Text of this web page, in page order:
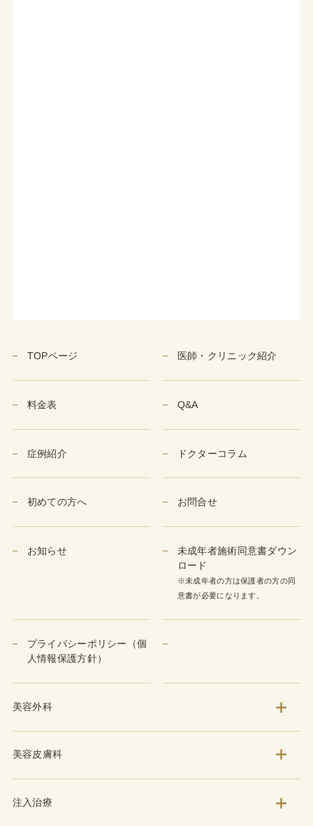
TOPページ 医師・クリニック紹介
料金表 Q&A
症例紹介 ドクターコラム
初めての方へ お問合せ
お知らせ
未成年者施術同意書ダウン
ロード
※未成年者の方は保護者の方の同
意書が必要になります。
プライバシーポリシー（個
人情報保護方針）
美容外科
美容皮膚科
注入治療